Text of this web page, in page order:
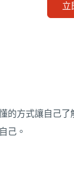
立
的方式讓自己了
己。